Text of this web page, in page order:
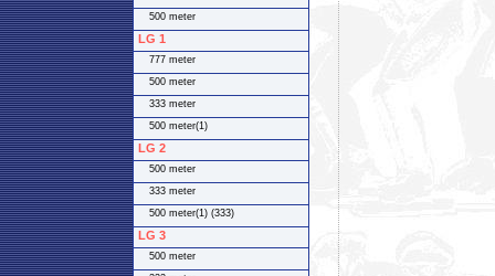
500 meter
LG 1
777 meter
500 meter
333 meter
500 meter(1)
LG 2
500 meter
333 meter
500 meter(1) (333)
LG 3
500 meter